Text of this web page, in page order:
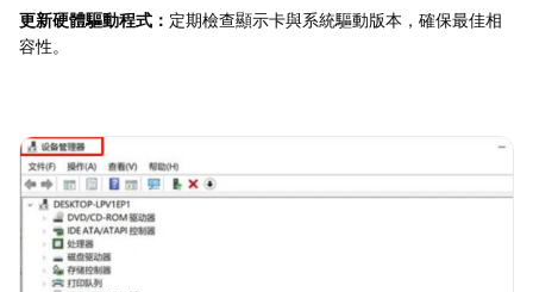
更新硬體驅動程式： 定期檢查顯示卡與系統驅動版本，確保最佳相
容性。